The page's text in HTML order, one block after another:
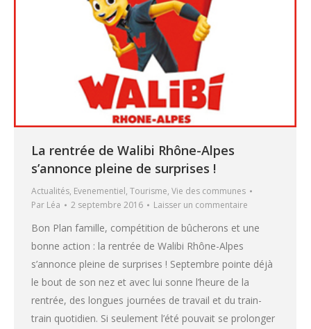
La rentrée de Walibi Rhône-Alpes
s’annonce pleine de surprises !
Actualités, Evenementiel, Tourisme, Vie des communes
Par Léa 2 septembre 2016 Laisser un commentaire
Bon Plan famille, compétition de bûcherons et une
bonne action : la rentrée de Walibi Rhône-Alpes
s’annonce pleine de surprises ! Septembre pointe déjà
le bout de son nez et avec lui sonne l’heure de la
rentrée, des longues journées de travail et du train-
train quotidien. Si seulement l’été pouvait se prolonger